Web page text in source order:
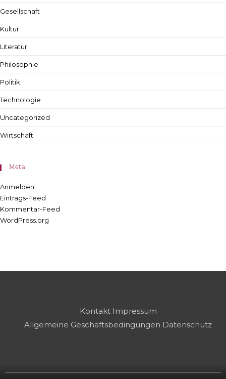
Gesellschaft
Kultur
Literatur
Philosophie
Politik
Technologie
Uncategorized
Wirtschaft
Meta
Anmelden
Eintrags-Feed
Kommentar-Feed
WordPress.org
Kontakt Impressum
Allgemeine Geschäftsbedingungen Datenschutz